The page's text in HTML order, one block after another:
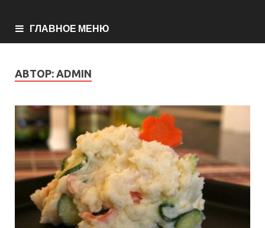
ГЛАВНОЕ МЕНЮ
АВТОР: ADMIN